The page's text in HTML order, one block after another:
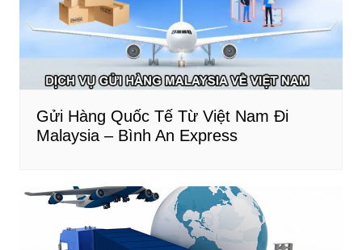
Gửi Hàng Quốc Tế Từ Việt Nam Đi
Malaysia – Bình An Express